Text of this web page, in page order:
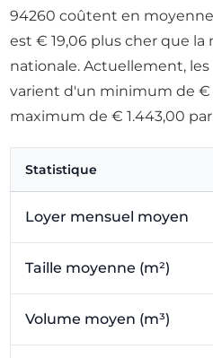
94260 coûtent en moyenne
est € 19,06 plus cher que la
nationale. Actuellement,
varient d'un minimum de €
maximum de € 1.443,00
Statistique
Loyer mensuel moyen
Taille moyenne (m²)
Volume moyen (m³)